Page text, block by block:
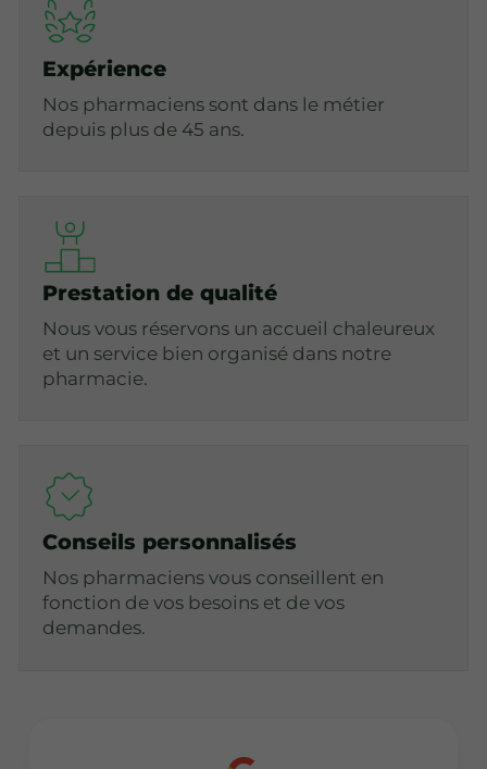
Expérience
Nos pharmaciens sont dans le métier
depuis plus de 45 ans.
Prestation de qualité
Nous vous réservons un accueil chaleureux
et un service bien organisé dans notre
pharmacie.
Conseils personnalisés
Nos pharmaciens vous conseillent en
fonction de vos besoins et de vos
demandes.